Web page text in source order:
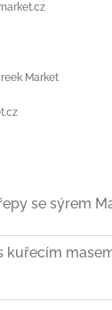
Market
se sýrem
kuřecím